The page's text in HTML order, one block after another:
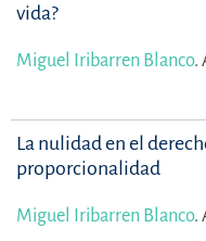
vida?
Miguel Iribarren Blanco.
La nulidad en el
proporcionalidad
Miguel Iribarren Blanco.